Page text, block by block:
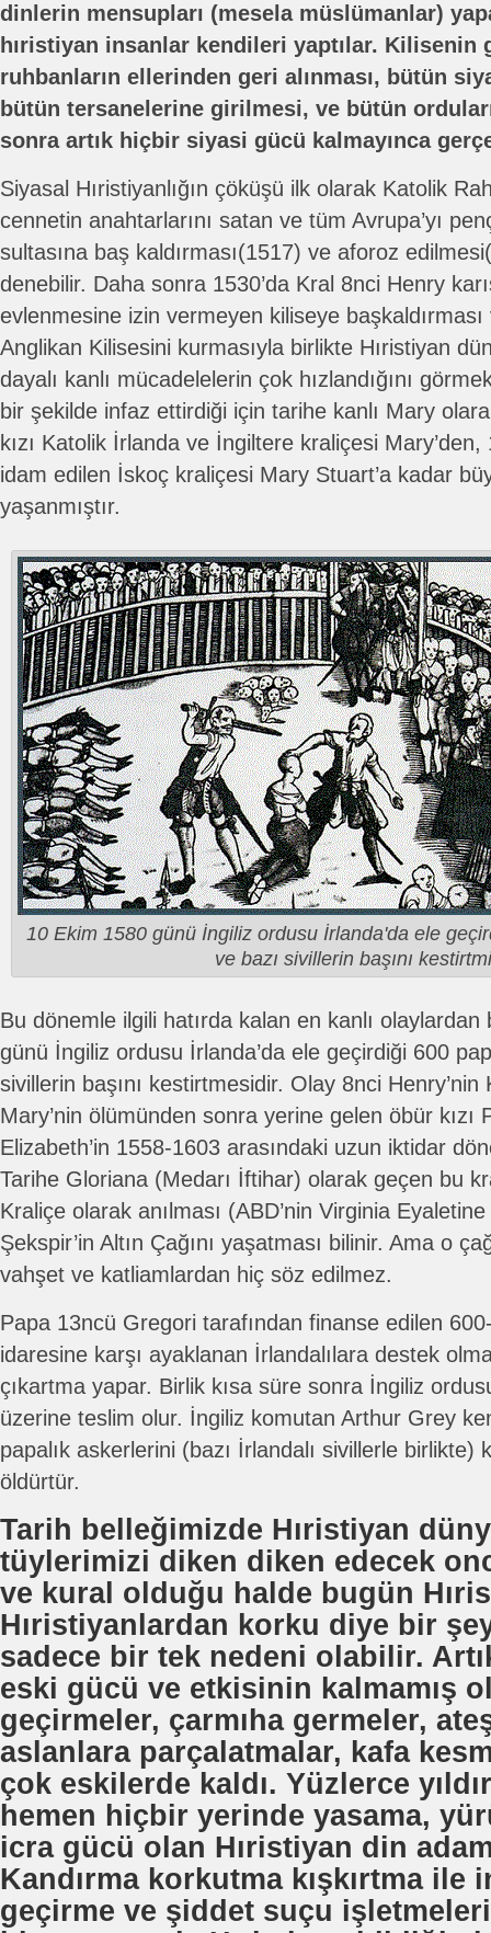
dinlerin mensupları (mesela müslümanlar)
hıristiyan insanlar kendileri yaptılar. Kilisenin
ruhbanların ellerinden geri alınması, bütün
bütün tersanelerine girilmesi, ve bütün
sonra artık hiçbir siyasi gücü kalmayınca
Siyasal Hıristiyanlığın çöküşü ilk olarak Katolik
cennetin anahtarlarını satan ve tüm Avrupa’yı
sultasına baş kaldırması(1517) ve aforoz
denebilir. Daha sonra 1530’da Kral 8nci Henry
evlenmesine izin vermeyen kiliseye başkaldırması
Anglikan Kilisesini kurmasıyla birlikte Hıristiyan
dayalı kanlı mücadelelerin çok hızlandığını
bir şekilde infaz ettirdiği için tarihe kanlı Mary
kızı Katolik İrlanda ve İngiltere kraliçesi Mary’den,
idam edilen İskoç kraliçesi Mary Stuart’a kadar
yaşanmıştır.
10 Ekim 1580 günü İngiliz ordusu İrlanda'da ele
ve bazı sivillerin başını
Bu dönemle ilgili hatırda kalan en kanlı
günü İngiliz ordusu İrlanda’da ele geçirdiği 600
sivillerin başını kestirtmesidir. Olay 8nci Henry’nin
Mary’nin ölümünden sonra yerine gelen öbür kızı
Elizabeth’in 1558-1603 arasındaki uzun iktidar
Tarihe Gloriana (Medarı İftihar) olarak geçen bu
Kraliçe olarak anılması (ABD’nin Virginia
Şekspir’in Altın Çağını yaşatması bilinir. Ama o
vahşet ve katliamlardan hiç söz edilmez.
Papa 13ncü Gregori tarafından finanse edilen
idaresine karşı ayaklanan İrlandalılara destek
çıkartma yapar. Birlik kısa süre sonra İngiliz
üzerine teslim olur. İngiliz komutan Arthur Grey
papalık askerlerini (bazı İrlandalı sivillerle birlikte)
öldürtür.
Tarih belleğimizde Hıristiyan
tüylerimizi diken diken edecek
ve kural olduğu halde bugün
Hıristiyanlardan korku diye bir
sadece bir tek nedeni olabilir.
eski gücü ve etkisinin kalmamış
geçirmeler, çarmıha germeler,
aslanlara parçalatmalar, kafa
çok eskilerde kaldı. Yüzlerce
hemen hiçbir yerinde yasama,
icra gücü olan Hıristiyan din
Kandırma korkutma kışkırtma ile
geçirme ve şiddet suçu